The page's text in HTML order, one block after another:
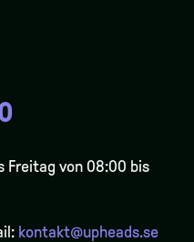
Freitag von 08:00 bis
kontakt@upheads.se